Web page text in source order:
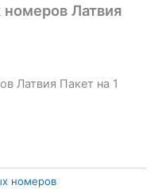
Латвия
Латвия Пакет на 1
номеров